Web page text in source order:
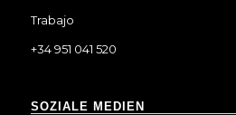
Trabajo
+34 951 041 520
SOZIALE MEDIEN